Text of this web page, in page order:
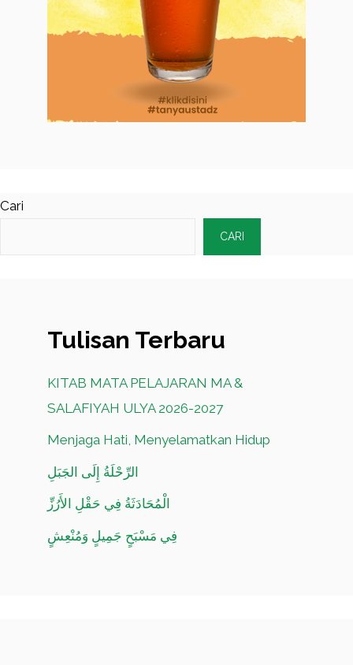
Cari
CARI
Tulisan Terbaru
KITAB MATA PELAJARAN MA &
SALAFIYAH ULYA 2026-2027
Menjaga Hati, Menyelamatkan Hidup
الرِّحْلَةُ إِلَى الجَبَلِ
الْمُحَادَثَةُ فِي حَقْلِ الأَرُزِّ
فِي مَسْبَحٍ جَمِيلٍ وَمُنْعِشٍ